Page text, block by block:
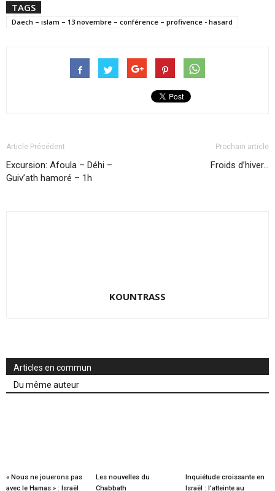
TAGS
Daech – islam – 13 novembre – conférence – profivence - hasard
Article Précédent
Excursion: Afoula – Déhi –
Guiv’ath hamoré – 1h
Prochain article
Froids d’hiver…
KOUNTRASS
Articles en commun
Du même auteur
« Nous ne jouerons pas
avec le Hamas » : Israël
Les nouvelles du
Chabbath
Inquiétude croissante en
Israël : l’atteinte au